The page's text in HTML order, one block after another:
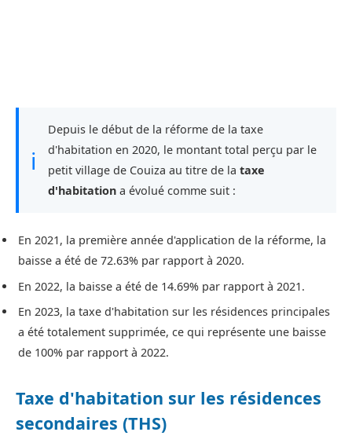
ℹ
Depuis le début de la réforme de la taxe
d'habitation en 2020, le montant total perçu par le
petit village de Couiza au titre de la taxe
d'habitation a évolué comme suit :
En 2021, la première année d'application de la réforme, la
baisse a été de 72.63% par rapport à 2020.
En 2022, la baisse a été de 14.69% par rapport à 2021.
En 2023, la taxe d'habitation sur les résidences principales
a été totalement supprimée, ce qui représente une baisse
de 100% par rapport à 2022.
Taxe d'habitation sur les résidences
secondaires (THS)